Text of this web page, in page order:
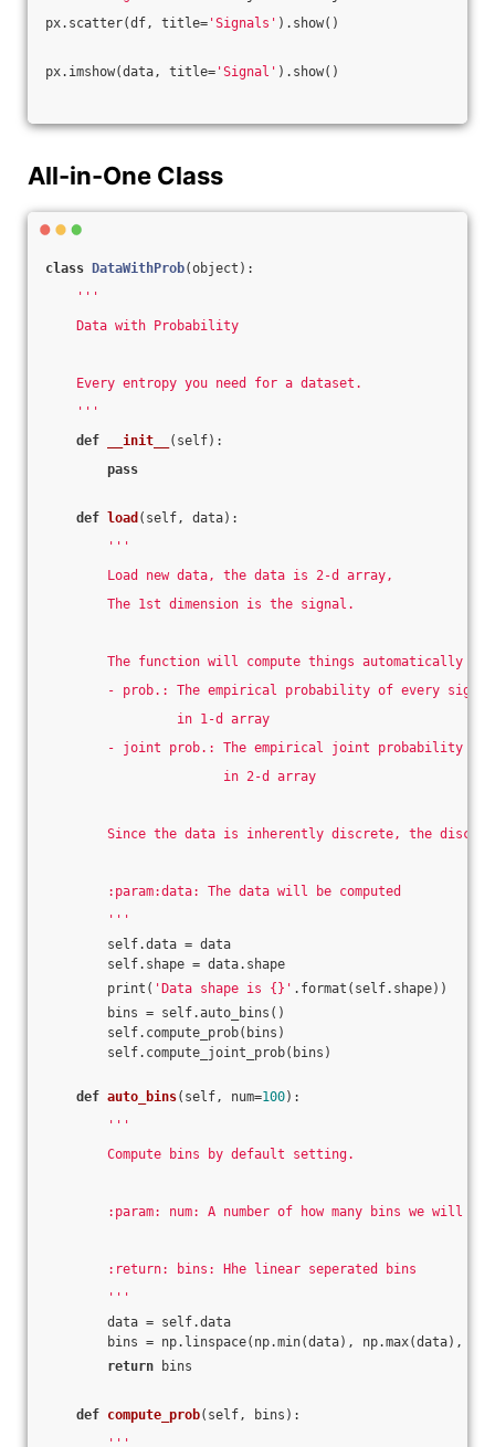
px.scatter(df, title= 'Signals' ).show()
px.imshow(data, title= 'Signal' ).show()
All-in-One Class
class DataWithProb(object) :
'''
Data with Probability
Every entropy you need for a dataset.
'''
def
__init__ (self) :
pass
def load (self, data) :
'''
Load new data, the data is 2-d array,
The 1st dimension is the signal.
The function will compute things automatically
- prob.: The empirical probability of every
in 1-d array
- joint prob.: The empirical joint probability of
in 2-d array
Since the data is inherently discrete, the discrete
:param:data: The data will be computed
'''
self.data = data
self.shape = data.shape
print( 'Data shape is {}' .format(self.shape))
bins = self.auto_bins()
self.compute_prob(bins)
self.compute_joint_prob(bins)
def auto_bins(self, num=100) :
'''
Compute bins by default setting.
:param: num: A number of how many bins we will use
:return: bins: Hhe linear seperated bins
'''
data = self.data
bins = np.linspace(np.min(data), np.max(data),
return bins
def compute_prob(self, bins) :
'''